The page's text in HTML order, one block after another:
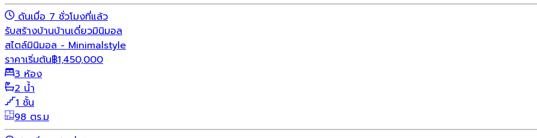
ดันเมื่อ 7 ชั่วโมงที่แล้ว
รับสร้างบ้านบ้านเดี่ยวมินิมอล
สไตล์มินิมอล - Minimalstyle
ราคาเริ่มต้น฿1,450,000
3 ห้อง
2 น้ำ
1 ชั้น
98 ตร.ม